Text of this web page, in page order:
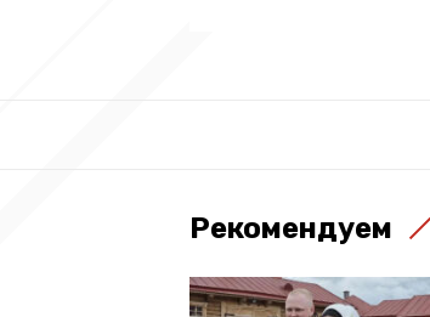
Рекомендуем